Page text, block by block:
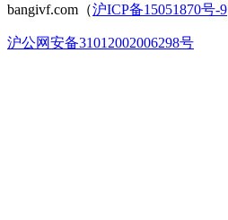
bangivf.com（沪ICP备15051870号-9
沪公网安备31012002006298号